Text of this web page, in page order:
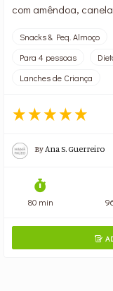
com amêndoa,
Snacks & Peq. Almoço
Para 4 pessoas
Lanches de Criança
By Ana S. Guerreiro
80 min
